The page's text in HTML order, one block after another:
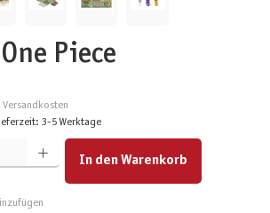
Piece
3-5 Werktage
Wert ein oder benutze die Schaltflächen um die Anzahl zu
In den Warenkorb